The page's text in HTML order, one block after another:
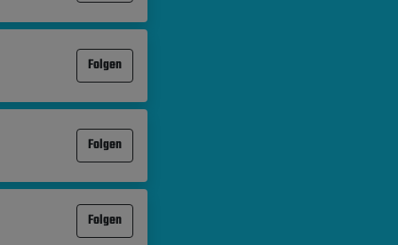
Folgen
Folgen
Folgen